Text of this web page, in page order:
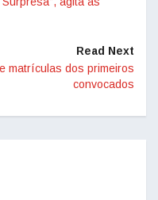
Read Next
matrículas dos primeiros
convocados